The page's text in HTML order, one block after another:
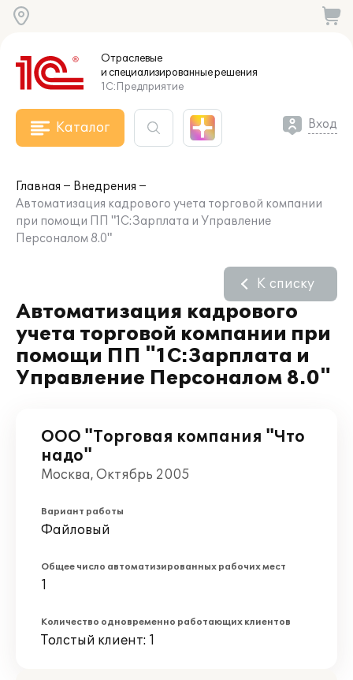
Отраслевые
и специализированныерешения
1С:Предприятие
Каталог Вход
Главная
Внедрения
Автоматизация кадрового учета торговой компании
при помощи ПП "1С:Зарплата и Управление
Персоналом 8.0"
Автоматизация кадрового
учета торговой компании при
помощи ПП "1С:Зарплата и
Управление Персоналом 8.0"
К списку
ООО "Торговая компания "Что
надо"
Москва, Октябрь 2005
Вариант работы
Файловый
Общее число автоматизированных рабочих мест
1
Количество одновременно работающих клиентов
Толстый клиент: 1